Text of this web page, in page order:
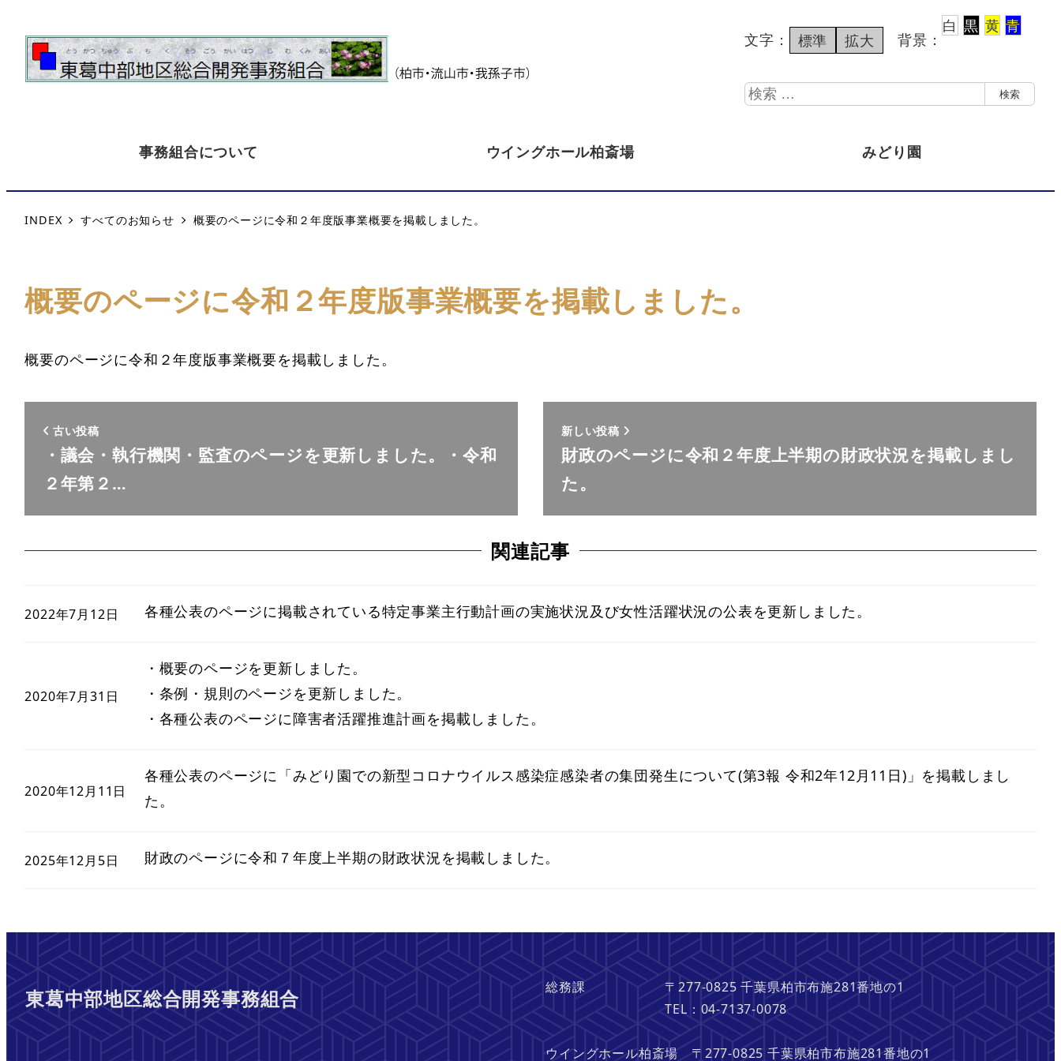
文字： 標準 拡大 背景：
白 黒 黄 青
検
検索
事務組合について ウイングホール柏斎場 みどり園
INDEX すべてのお知らせ 概要のページに令和２年度版事業概要を掲載しました。
概要のページに令和２年度版事業概要を掲載しました。
概要のページに令和２年度版事業概要を掲載しました。
古い投稿
・議会・執行機関・監査のページを更新しました。・令和
２年第２…
新しい投稿
財政のページに令和２年度上半期の財政状況を掲載しまし
た。
関連記事
各種公表のページに掲載されている特定事業主行動計画の実施状況及び女性活躍状況の公表を更新しました。
2022年7月12日
・概要のページを更新しました。
・条例・規則のページを更新しました。
・各種公表のページに障害者活躍推進計画を掲載しました。
2020年7月31日
各種公表のページに「みどり園での新型コロナウイルス感染症感染者の集団発生について(第3報 令和2年12月11日)」を掲載しまし
た。
2020年12月11日
財政のページに令和７年度上半期の財政状況を掲載しました。
2025年12月5日
東葛中部地区総合開発事務組合
総務課 〒277-0825 千葉県柏市布施281番地の1
TEL：04-7137-0078
ウイングホール柏斎場 〒277-0825 千葉県柏市布施281番地の1